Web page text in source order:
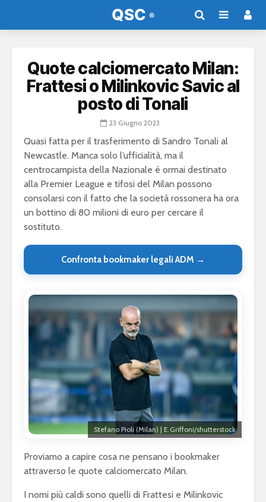
Quote calciomercato Milan:
Frattesi o Milinkovic Savic al
posto di Tonali
23 Giugno 2023
Quasi fatta per il trasferimento di Sandro Tonali al
Newcastle. Manca solo l’ufficialità, ma il
centrocampista della Nazionale è ormai destinato
alla Premier League e tifosi del Milan possono
consolarsi con il fatto che la società rossonera ha ora
un bottino di 80 milioni di euro per cercare il
sostituto.
Confronta bookmaker legali ADM →
Stefano Pioli (Milan) | E.Griffoni/shutterstock
Proviamo a capire cosa ne pensano i bookmaker
attraverso le quote calciomercato Milan.
I nomi più caldi sono quelli di Frattesi e Milinkovic